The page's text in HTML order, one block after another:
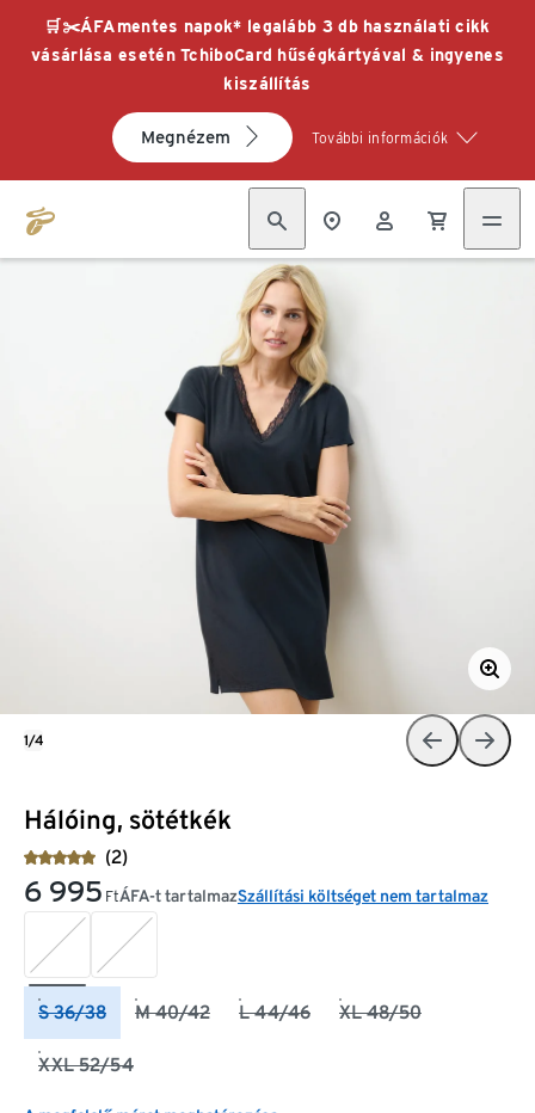
🛒✂️ÁFAmentes napok* legalább 3 db használati cikk
vásárlása esetén TchiboCard hűségkártyával & ingyenes
kiszállítás
Megnézem További információk
Hálóing, sötétkék
(2)
6 995 FtÁFA-t tartalmazSzállítási költséget nem tartalmaz
S 36/38 M 40/42 L 44/46 XL 48/50
XXL 52/54
1/4